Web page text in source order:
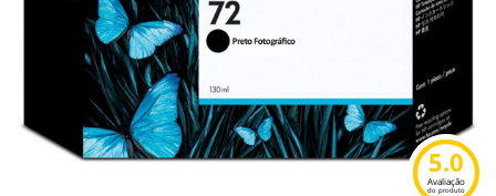
5.0
Avaliação
do produto